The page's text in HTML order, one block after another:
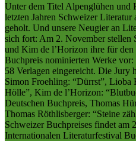
Unter dem Titel Alpenglühen und
letzten Jahren Schweizer Literatur
geholt. Und unsere Neugier an
sich fort: Am 2. November
und Kim de l’Horizon ihre für den
Buchpreis nominierten Werke
58 Verlagen eingereicht. Die Jury
Simon Froehling: “Dürrst”, Lioba
Hölle”, Kim de l’Horizon:
Deutschen Buchpreis, Thomas
Thomas Röthlisberger: “Steine
Schweizer Buchpreises findet am
Internationalen Literaturfestival